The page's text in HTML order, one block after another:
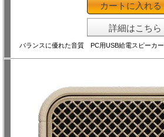
カートに入れる
詳細はこちら
バランスに優れた音質 PC用USB給電スピーカー